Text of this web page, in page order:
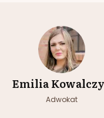
Emilia
Adwokat